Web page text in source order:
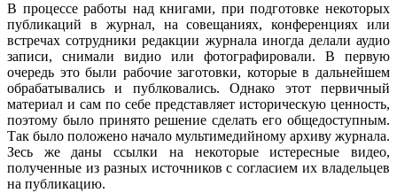
В процессе работы над книгами, при подготовке некоторых
публикаций в журнал, на совещаниях, конференциях или
встречах сотрудники редакции журнала иногда делали аудио
записи, снимали видио или фотографировали. В первую
очередь это были рабочие заготовки, которые в дальнейшем
обрабатывались и публковались. Однако этот первичный
материал и сам по себе представляет историческую ценность,
поэтому было принято решение сделать его общедоступным.
Так было положено начало мультимедийному архиву журнала.
Зесь же даны ссылки на некоторые истересные видео,
полученные из разных источников с согласием их владельцев
на публикацию.